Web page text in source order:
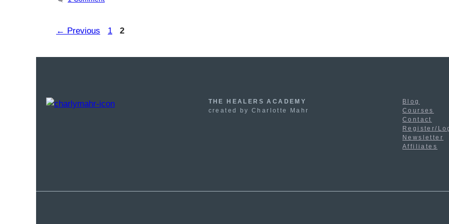
← Previous Page
1 Page
2
THE HEALERS ACADEMY
created by Charlotte Mahr
Blog
Courses
Contact
Register/
Newsletter
Affiliates